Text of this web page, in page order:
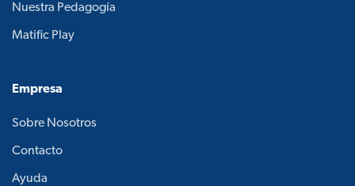
Nuestra Pedagogía
Matific Play
Empresa
Sobre Nosotros
Contacto
Ayuda